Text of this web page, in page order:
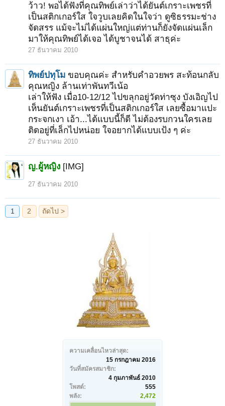
ความเคลื่อนไหวล่าสุด:
15 กรกฎาคม 2016
วันที่สมัครสมาชิก:
4 กุมภาพันธ์ 2010
โพสต์:
555
พลัง:
2,472
ว้าว! พอได้ฟังที่คุณทิพย์เล่าว่าได้ยันต์เกราะเพชรที่
เป็นสติกเกอร์ใส ใจวูบเลยคิดในใจว่า ดูซิธรรมะช่าง
จัดสรร แม้จะไม่ได้แผ่นใหญ่แต่ท่านก็ยังจัดแผ่นเล็ก
มาให้คุณทิพย์ได้เจอ ได้บูชาจนได้ สาธุค่ะ
27 ธันวาคม 2010
ทิพย์ปทุโม ขอบคุณค่ะ สำหรับคำอวยพร สะท้อนกลับ
คุณหญิง ล้านเท่าพันทวีเน้อ
เล่าให้ฟัง เมื่อ10-12/12 ไปขลุกอยู่วัดท่าซุง บังเอิญไป
เห็นยันต์เกราะเพชรที่เป็นสติกเกอร์ใส เลยซื้อมาแปะ
กระจกเงา เอ้า...ได้แบบนี้ก็ดี ไม่ต้องรบกวนใครเลย
ติดอยู่ที่เล็กไปหน่อย ใจอยากได้แบบเป้ง ๆ ค่ะ
27 ธันวาคม 2010
ญ.ผู้หญิง [IMG]
27 ธันวาคม 2010